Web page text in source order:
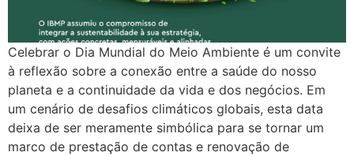
Celebrar o Dia Mundial do Meio Ambiente é um convite
à reflexão sobre a conexão entre a saúde do nosso
planeta e a continuidade da vida e dos negócios. Em
um cenário de desafios climáticos globais, esta data
deixa de ser meramente simbólica para se tornar um
marco de prestação de contas e renovação de